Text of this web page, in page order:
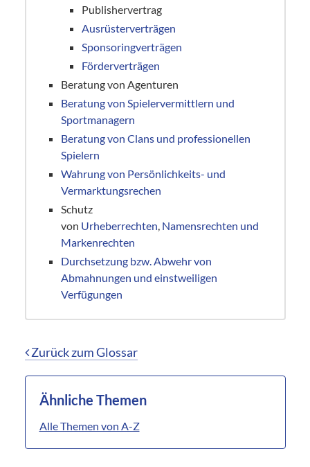
Publishervertrag
Ausrüsterverträgen
Sponsoringverträgen
Förderverträgen
Beratung von Agenturen
Beratung von Spielervermittlern und
Sportmanagern
Beratung von Clans und professionellen
Spielern
Wahrung von Persönlichkeits- und
Vermarktungsrechen
Schutz
von Urheberrechten Namensrechten und
Markenrechten
Durchsetzung bzw. Abwehr von
Abmahnungen und einstweiligen
Verfügungen
Zurück zum Glossar
Ähnliche Themen
Alle Themen von A-Z